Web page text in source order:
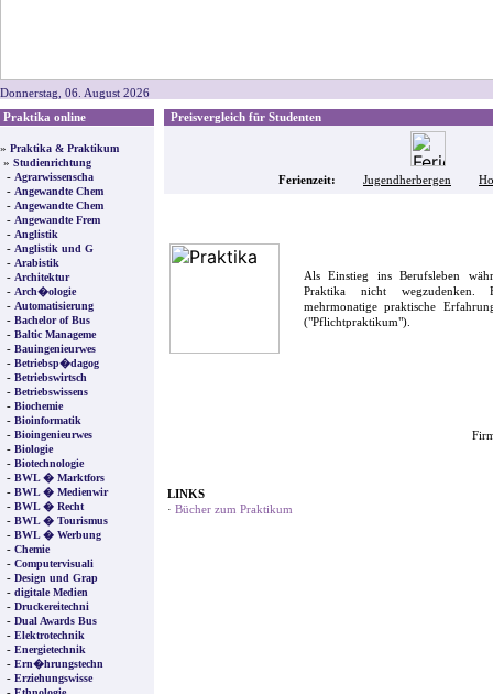
Donnerstag, 06. August 2026
Praktika online
» Praktika & Praktikum
» Studienrichtung
- Agrarwissenscha
- Angewandte Chem
- Angewandte Chem
- Angewandte Frem
- Anglistik
- Anglistik und G
- Arabistik
- Architektur
- Arch�ologie
- Automatisierung
- Bachelor of Bus
- Baltic Manageme
- Bauingenieurwes
- Betriebsp�dagog
- Betriebswirtsch
- Betriebswissens
- Biochemie
- Bioinformatik
- Bioingenieurwes
- Biologie
- Biotechnologie
- BWL � Marktfors
- BWL � Medienwir
- BWL � Recht
- BWL � Tourismus
- BWL � Werbung
- Chemie
- Computervisuali
- Design und Grap
- digitale Medien
- Druckereitechni
- Dual Awards Bus
- Elektrotechnik
- Energietechnik
- Ern�hrungstechn
- Erziehungswisse
Preisvergleich für Studenten
Ferienzeit: Jugendherbergen
Als Einstieg ins Berufsleben
Praktika nicht wegzudenken.
mehrmonatige praktische
("Pflichtpraktikum").
LINKS
· Bücher zum Praktikum